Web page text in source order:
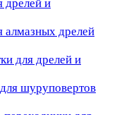
дрелей и
алмазных дрелей
для дрелей и
шуруповертов